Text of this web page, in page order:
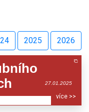
2025 2026
27.01.2025
více >>